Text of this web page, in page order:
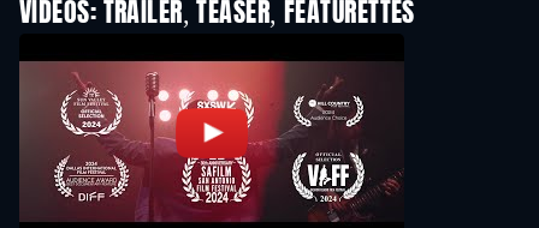
VIDEOS: TRAILER, TEASER, FEATURETTES